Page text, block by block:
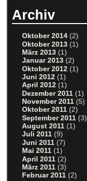
Archiv
Oktober 2014 (2)
Oktober 2013 (1)
März 2013 (1)
Januar 2013 (2)
Oktober 2012 (1)
Juni 2012 (1)
April 2012 (1)
Dezember 2011 (1)
November 2011 (5)
Oktober 2011 (2)
September 2011 (3)
August 2011 (1)
Juli 2011 (9)
Juni 2011 (7)
Mai 2011 (1)
April 2011 (2)
März 2011 (3)
Februar 2011 (2)